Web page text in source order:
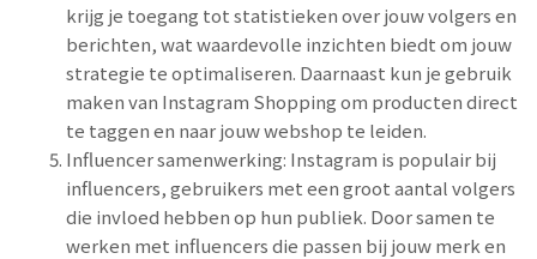
krijg je toegang tot statistieken over jouw volgers en
berichten, wat waardevolle inzichten biedt om jouw
strategie te optimaliseren. Daarnaast kun je gebruik
maken van Instagram Shopping om producten direct
te taggen en naar jouw webshop te leiden.
Influencer samenwerking: Instagram is populair bij
influencers, gebruikers met een groot aantal volgers
die invloed hebben op hun publiek. Door samen te
werken met influencers die passen bij jouw merk en